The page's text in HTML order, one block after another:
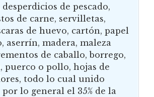
de pescado,
de carne, servilletas,
de huevo, cartón, papel
aserrín, madera, maleza
de caballo, borrego,
puerco o pollo, hojas de
todo lo cual unido
lo general el 35% de la